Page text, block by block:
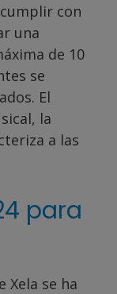
con
una
de 10
se
El
la
a las
para
Xela se ha